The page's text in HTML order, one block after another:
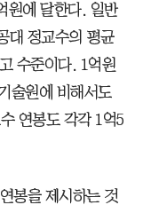
원에 달한다. 일반
대 정교수의 평균
수준이다. 1억원
술원에 비해서도
연봉도 각각 1억5
봉을 제시하는 것